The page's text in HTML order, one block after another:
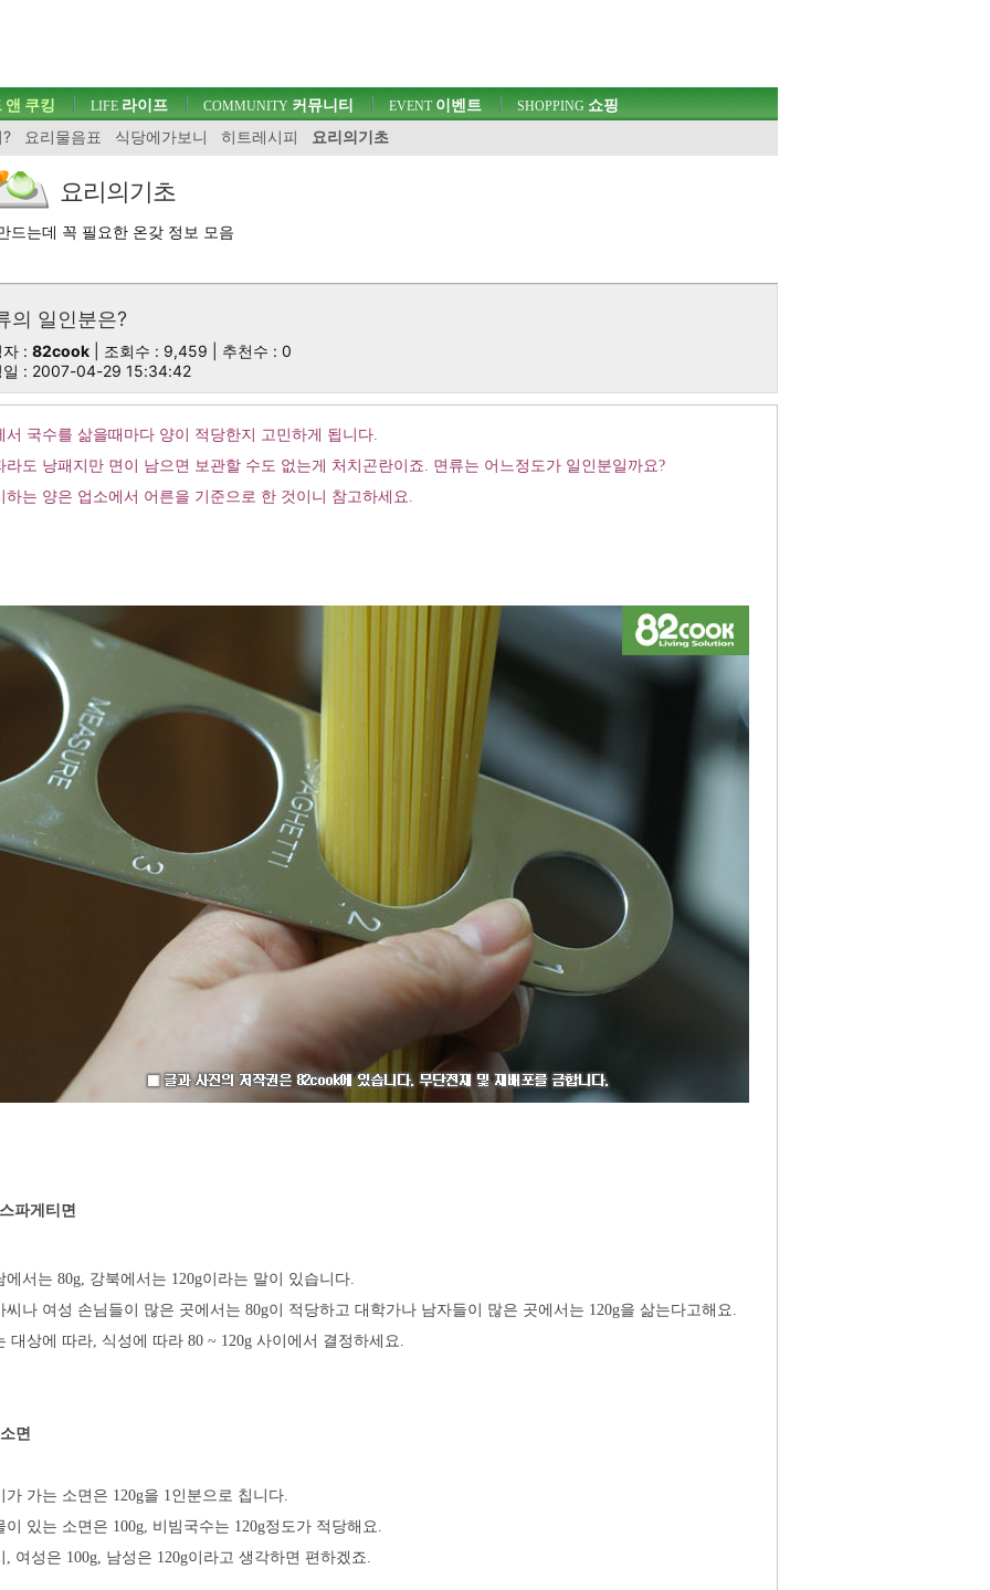
앤 쿠킹
요리물음표 식당에가보니 히트레시피 요리의기초
LIFE 라이프 COMMUNITY 커뮤니티 EVENT이벤트 SHOPPING 쇼핑
요리의기초
드는데 꼭 필요한 온갖 정보 모음
의 일인분은?
자 : 82cook | 조회수 : 9,459 | 추천수 : 0
일 : 2007-04-29 15:34:42
소개
서 국수를 삶을때마다 양이 적당한지 고민하게 됩니다.
라도 낭패지만 면이 남으면 보관할 수도 없는게 처치곤란이죠. 면류는 어느정도가 일인분일까요?
하는 양은 업소에서 어른을 기준으로 한 것이니 참고하세요.
스파게티면
에서는 80g, 강북에서는 120g이라는 말이 있습니다.
씨나 여성 손님들이 많은 곳에서는 80g이 적당하고 대학가나 남자들이 많은 곳에서는 120g을 삶는다고해요.
대상에 따라, 식성에 따라 80 ~ 120g 사이에서 결정하세요.
소면
가 가는 소면은 120g을 1인분으로 칩니다.
이 있는 소면은 100g, 비빔국수는 120g정도가 적당해요.
, 여성은 100g, 남성은 120g이라고 생각하면 편하겠죠.